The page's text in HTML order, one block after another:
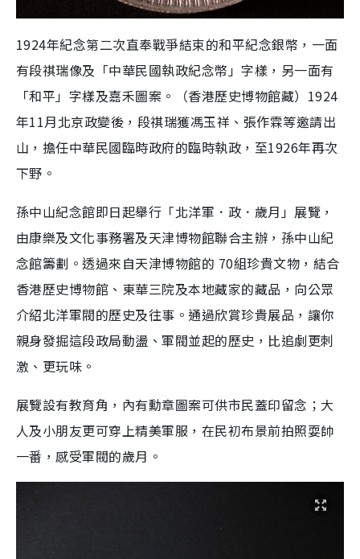
1924年紀念第二次直奉戰爭結束的和平紀念銀幣，一面
有段祺瑞像及「中華民國執政紀念幣」字樣，另一面有
「和平」字樣及嘉禾圖案。（香港歷史博物館藏）1924
年11月北京政變後，段祺瑞獲馮玉祥、張作霖等邀請出
山，擔任中華民國臨時政府的臨時執政，至1926年再次
下野。
孫中山紀念館即日起舉行「北洋軍．政．歲月」展覽，
由康樂及文化事務署及天津博物館聯合主辦，孫中山紀
念館籌劃。透過來自天津博物館的 70組珍貴文物，結合
香港歷史博物館、東華三院及本地藏家的藏品，向公眾
介紹北洋軍閥的歷史及往事。通過欣賞珍貴展品，讓你
親身發掘這段政局動盪、軍閥並起的歷史，比追劇更刺
激、更玩味。
展覽設有教育角，內有勳章圖案可供市民蓋印留念；大
人及小朋友更可穿上精美軍服，在民初布景前拍照耍帥
一番，感受軍閥的歲月。